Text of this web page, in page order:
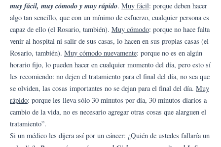
muy fácil, muy cómodo y muy rápido. Muy fácil: porque deben hacer
algo tan sencillo, que con un mínimo de esfuerzo, cualquier persona es
capaz de ello (el Rosario, también). Muy cómodo: porque no hace falta
venir al hospital ni salir de sus casas, lo hacen en sus propias casas (el
Rosario, también). Muy cómodo nuevamente: porque no es en algún
horario fijo, lo pueden hacer en cualquier momento del día, pero esto sí
les recomiendo: no dejen el tratamiento para el final del día, no sea que
se olviden, las cosas importantes no se dejan para el final del día. Muy
rápido: porque les lleva sólo 30 minutos por día, 30 minutos diarios a
cambio de la vida, no es necesario agregar otras cosas que alarguen el
tratamiento”.
Si un médico les dijera así por un cáncer: ¿Quién de ustedes fallaría un